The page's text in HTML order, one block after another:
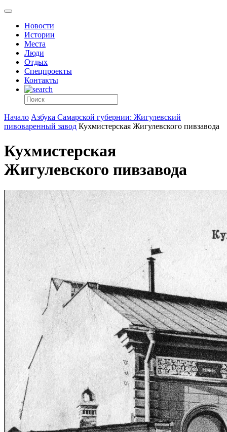
Новости
Истории
Места
Люди
Отдых
Спецпроекты
Контакты
Начало Азбука Самарской губернии: Жигулевский
пивоваренный завод Кухмистерская Жигулевского пивзавода
Кухмистерская
Жигулевского пивзавода